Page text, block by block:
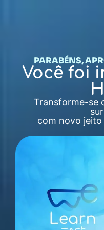
PARABÉNS,
Você foi
Transforme-se
com novo jeito